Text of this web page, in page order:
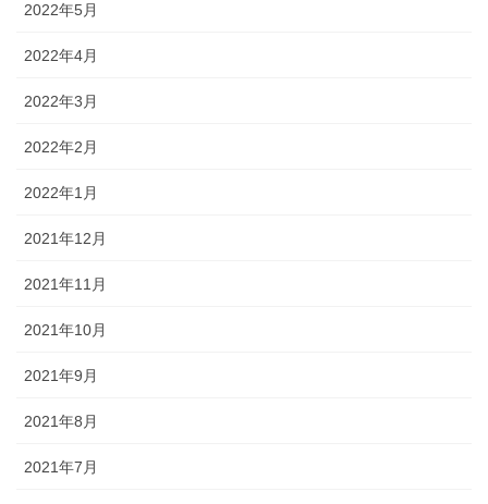
2022年5月
2022年4月
2022年3月
2022年2月
2022年1月
2021年12月
2021年11月
2021年10月
2021年9月
2021年8月
2021年7月